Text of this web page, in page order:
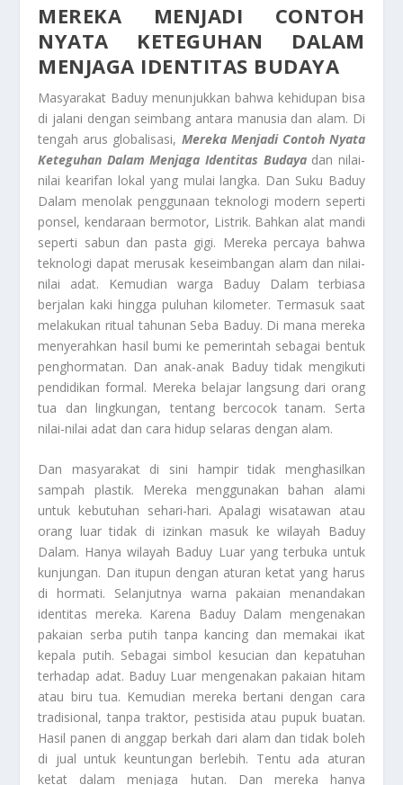
MEREKA MENJADI CONTOH
NYATA KETEGUHAN DALAM
MENJAGA IDENTITAS BUDAYA
Masyarakat Baduy menunjukkan bahwa kehidupan bisa
di jalani dengan seimbang antara manusia dan alam. Di
tengah arus globalisasi, Mereka Menjadi Contoh Nyata
Keteguhan Dalam Menjaga Identitas Budayadan nilai-
nilai kearifan lokal yang mulai langka. Dan Suku Baduy
Dalam menolak penggunaan teknologi modern seperti
ponsel, kendaraan bermotor, Listrik. Bahkan alat mandi
seperti sabun dan pasta gigi. Mereka percaya bahwa
teknologi dapat merusak keseimbangan alam dan nilai-
nilai adat. Kemudian warga Baduy Dalam terbiasa
berjalan kaki hingga puluhan kilometer. Termasuk saat
melakukan ritual tahunan Seba Baduy. Di mana mereka
menyerahkan hasil bumi ke pemerintah sebagai bentuk
penghormatan. Dan anak-anak Baduy tidak mengikuti
pendidikan formal. Mereka belajar langsung dari orang
tua dan lingkungan, tentang bercocok tanam. Serta
nilai-nilai adat dan cara hidup selaras dengan alam.
Dan masyarakat di sini hampir tidak menghasilkan
sampah plastik. Mereka menggunakan bahan alami
untuk kebutuhan sehari-hari. Apalagi wisatawan atau
orang luar tidak di izinkan masuk ke wilayah Baduy
Dalam. Hanya wilayah Baduy Luar yang terbuka untuk
kunjungan. Dan itupun dengan aturan ketat yang harus
di hormati. Selanjutnya warna pakaian menandakan
identitas mereka. Karena Baduy Dalam mengenakan
pakaian serba putih tanpa kancing dan memakai ikat
kepala putih. Sebagai simbol kesucian dan kepatuhan
terhadap adat. Baduy Luar mengenakan pakaian hitam
atau biru tua. Kemudian mereka bertani dengan cara
tradisional, tanpa traktor, pestisida atau pupuk buatan.
Hasil panen di anggap berkah dari alam dan tidak boleh
di jual untuk keuntungan berlebih. Tentu ada aturan
ketat dalam menjaga hutan. Dan mereka hanya